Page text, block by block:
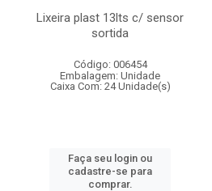
Lixeira plast 13lts c/ sensor
sortida
Código: 006454
Embalagem: Unidade
Caixa Com: 24 Unidade(s)
Faça seu login ou
cadastre-se para
comprar.